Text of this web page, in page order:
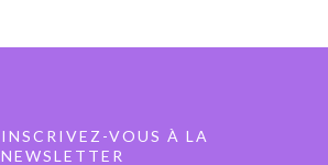
INSCRIVEZ-VOUS À LA
NEWSLETTER